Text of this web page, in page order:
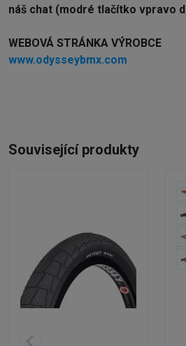
náš chat (modré tlačítko vpravo
WEBOVÁ STRÁNKA VÝROBCE
www.odysseybmx.com
Související produkty